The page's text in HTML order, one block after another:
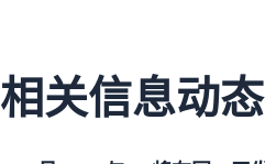
相关信息动态